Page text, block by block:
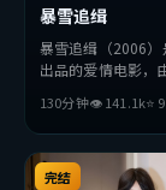
暴雪追缉
暴雪追缉（2006）
出品的爱情电影，
演。影片在叙事与
破，探讨人性与抉
有度，适合喜欢该
整观看。
130分钟👁141.1k⭐
完结